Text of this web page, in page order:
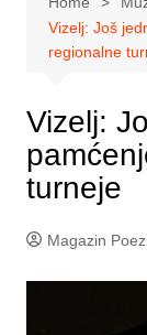
Vizelj: Još
regionalne
Vizelj:
turneje
Magazin